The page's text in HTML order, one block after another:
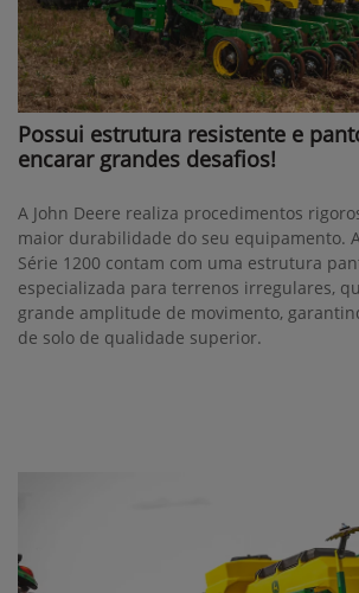
Possui estrutura resistente e
encarar grandes desafios!
A John Deere realiza procedimentos
maior durabilidade do seu equipamento.
Série 1200 contam com uma estrutura
especializada para terrenos irregulares,
grande amplitude de movimento,
de solo de qualidade superior.